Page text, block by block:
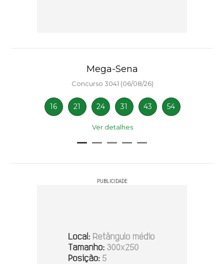
Mega-Sena
Concurso 3041 (06/08/26)
16 21 24 31 43 54
Ver detalhes
PUBLICIDADE